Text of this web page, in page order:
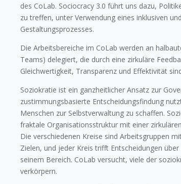
des CoLab. Sociocracy 3.0 führt uns dazu,
zu treffen, unter Verwendung eines inklusiven
Gestaltungsprozesses.
Die Arbeitsbereiche im CoLab werden an
Teams) delegiert, die durch eine zirkuläre
Gleichwertigkeit, Transparenz und Effektivität
Soziokratie ist ein ganzheitlicher Ansatz zur
zustimmungsbasierte Entscheidungsfindung
Menschen zur Selbstverwaltung zu schaffen.
fraktale Organisationsstruktur mit einer
Die verschiedenen Kreise sind Arbeitsgruppen
Zielen, und jeder Kreis trifft Entscheidungen
seinem Bereich. CoLab versucht, viele der
verkörpern.